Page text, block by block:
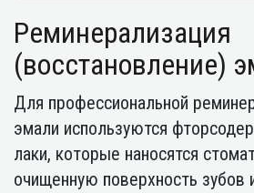
Реминерализация
(восстановление)
Для профессиональной
эмали используются
лаки, которые наносятся
очищенную поверхность зубов